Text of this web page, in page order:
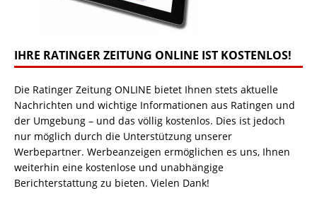
IHRE RATINGER ZEITUNG ONLINE IST KOSTENLOS!
Die Ratinger Zeitung ONLINE bietet Ihnen stets aktuelle
Nachrichten und wichtige Informationen aus Ratingen und
der Umgebung – und das völlig kostenlos. Dies ist jedoch
nur möglich durch die Unterstützung unserer
Werbepartner. Werbeanzeigen ermöglichen es uns, Ihnen
weiterhin eine kostenlose und unabhängige
Berichterstattung zu bieten. Vielen Dank!